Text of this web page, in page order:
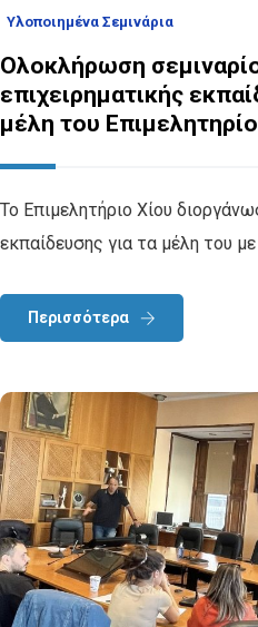
Υλοποιημένα Σεμινάρια
Ολοκλήρωση
επιχειρηματικής
μέλη του
Το Επιμελητήριο Χίου
εκπαίδευσης για τα μέλη του
Περισσότερα